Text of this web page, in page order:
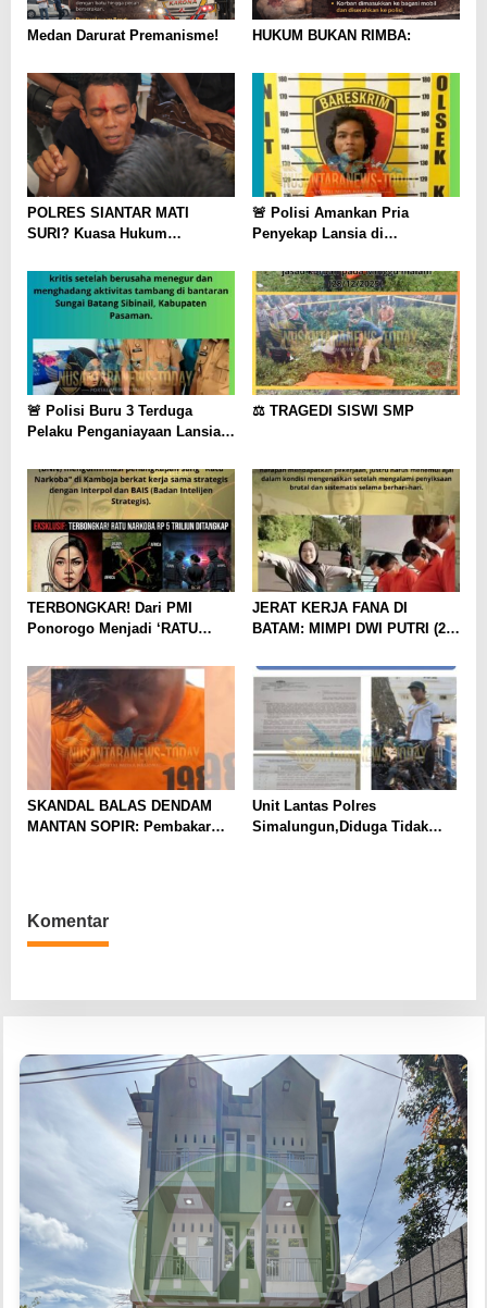
Medan Darurat Premanisme! HUKUM BUKAN RIMBA:
POLRES SIANTAR MATI
SURI? Kuasa Hukum
🚨 Polisi Amankan Pria
Penyekap Lansia di
🚨 Polisi Buru 3 Terduga
Pelaku Penganiayaan Lansia
Usai Hadang Tambang
⚖️ TRAGEDI SISWI SMP
TERBONGKAR! Dari PMI
Ponorogo Menjadi ‘RATU
Astutik Ditangkap di Kamboja
JERAT KERJA FANA DI
BATAM: MIMPI DWI PUTRI (25)
DAN DISIKSA BERHARI-HARI
DI ‘MESS’ MAUT
SKANDAL BALAS DENDAM
MANTAN SOPIR: Pembakar
Unit Lantas Polres
Simalungun,Diduga Tidak
Komentar